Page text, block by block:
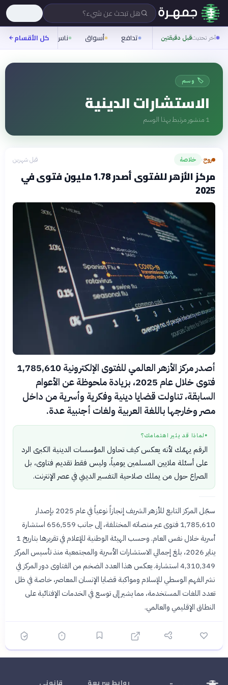
هل تبحث عن شيء؟
آخر تحديثقبل دقيقتين تدافع أسواق ناس روح
كل الأقسام
🏷️ وسم
الاستشارات الدينية
1 منشور مرتبط بهذا الوسم
روح› خلاصة قبل شهرين
مركز الأزهر للفتوى أصدر 1.78 مليون فتوى في
2025
أصدر مركز الأزهر العالمي للفتوى الإلكترونية 1,785,610
فتوى خلال عام 2025، بزيادة ملحوظة عن الأعوام
السابقة، تناولت قضايا دينية وفكرية وأسرية من داخل
مصر وخارجها باللغة العربية ولغات أجنبية عدة.
● لماذا قد يثير اهتمامك؟
الرقم يهمّك لأنه يعكس كيف تحاول المؤسسات الدينية الكبرى الرد
على أسئلة ملايين المسلمين يومياً، وليس فقط تقديم فتاوى، بل
الصراع حول من يملك صلاحية التفسير الديني في عصر الإنترنت.
سجّل المركز التابع للأزهر الشريف إنجازاً نوعياً في عام 2025 بإصدار
1,785,610 فتوى عبر منصاته المختلفة، إلى جانب 656,559 استشارة
أسرية خلال نفس العام. وحسب الهيئة الوطنية للإعلام في تقريرها بتاريخ 1
يناير 2026، بلغ إجمالي الاستشارات الأسرية والمجتمعية منذ تأسيس المركز
4,310,349 استشارة. يعكس هذا العدد الضخم من الفتاوى دور المركز في
نشر الفهم الوسطي للإسلام ومواكبة قضايا الإنسان المعاصر، خاصة في ظل
تعدد اللغات المستخدمة، مما يشير إلى توسع في الخدمات الإفتائية على
النطاق الإقليمي والعالمي.